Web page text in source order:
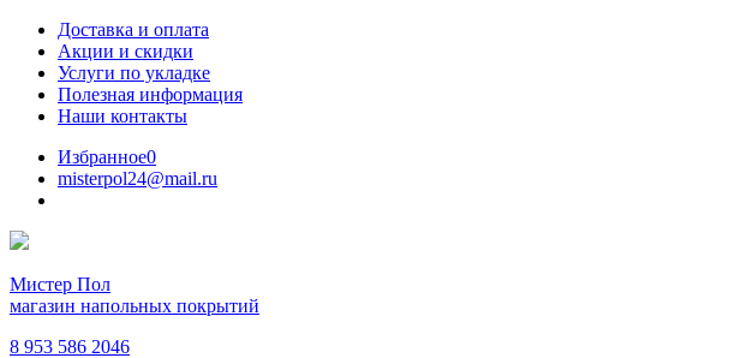
Доставка и оплата
Акции и скидки
Услуги по укладке
Полезная информация
Наши контакты
Избранное0
misterpol24@mail.ru
Мистер Пол
магазин напольных покрытий
8 953 586 2046